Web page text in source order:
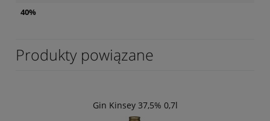
40%
Produkty powiązane
Gin Kinsey 37,5% 0,7l